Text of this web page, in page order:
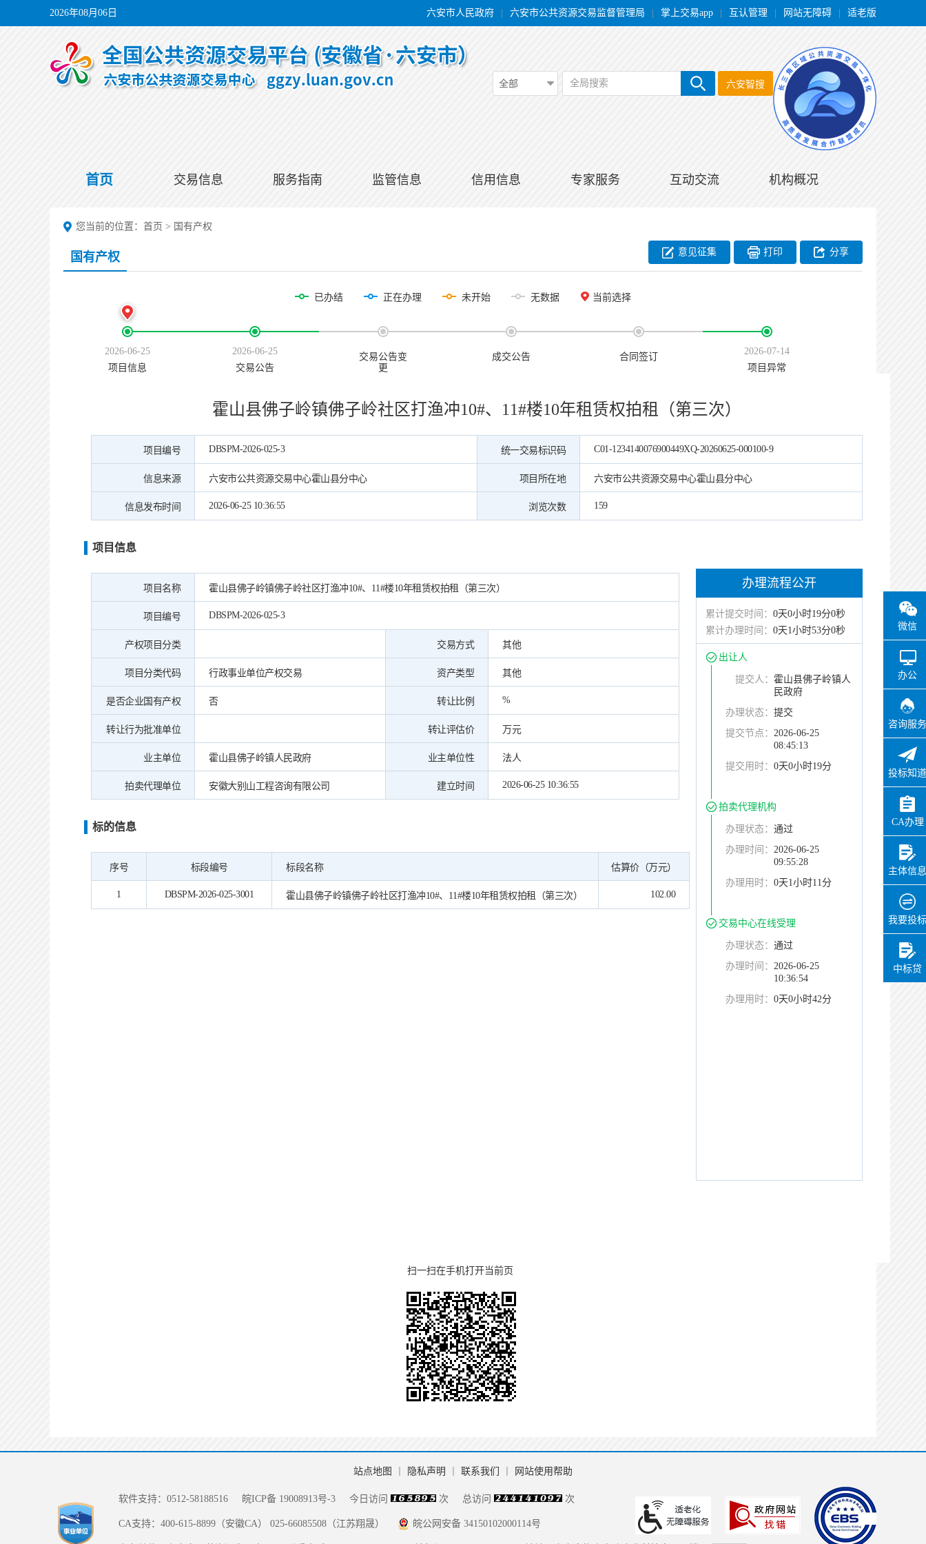
2026年08月06日 六安市人民政府 六安市公共资源交易监督管理局 掌上交易app 互认管理 网站无障碍 适老版
全部 全局搜索 六安智搜
首页 交易信息 服务指南 监管信息 信用信息 专家服务 互动交流 机构概况
微信
办公
咨询服务
投标知道
CA办理
主体信息
我要投标
中标贷
您当前的位置： 首页 > 国有产权
国有产权 意见征集 分享
打印
已办结 正在办理 未开始 无数据 当前选择
2026-06-25
项目信息
2026-06-25
交易公告
交易公告变
更
成交公告 合同签订
2026-07-14
项目异常
霍山县佛子岭镇佛子岭社区打渔冲10#、11#楼10年租赁权拍租（第三次）
项目编号 DBSPM-2026-025-3 统一交易标识码 C01-1234140076900449XQ-20260625-000100-9
信息来源 六安市公共资源交易中心霍山县分中心 项目所在地 六安市公共资源交易中心霍山县分中心
信息发布时间 2026-06-25 10:36:55 浏览次数 159
项目信息
项目名称 霍山县佛子岭镇佛子岭社区打渔冲10#、11#楼10年租赁权拍租（第三次）
项目编号 DBSPM-2026-025-3
产权项目分类 交易方式 其他
项目分类代码 行政事业单位产权交易 资产类型 其他
是否企业国有产权 否 转让比例 %
转让行为批准单位 转让评估价 万元
业主单位 霍山县佛子岭镇人民政府 业主单位性 法人
拍卖代理单位 安徽大别山工程咨询有限公司 建立时间 2026-06-25 10:36:55
标的信息
序号 标段编号 标段名称 估算价（万元）
1 DBSPM-2026-025-3001 霍山县佛子岭镇佛子岭社区打渔冲10#、11#楼10年租赁权拍租（第三次） 102.00
办理流程公开
累计提交时间： 0天0小时19分0秒
累计办理时间： 0天1小时53分0秒
出让人
提交人： 霍山县佛子岭镇人
民政府
办理状态： 提交
提交节点： 2026-06-25
08:45:13
提交用时： 0天0小时19分
拍卖代理机构
办理状态： 通过
办理时间： 2026-06-25
09:55:28
办理用时： 0天1小时11分
交易中心在线受理
办理状态： 通过
办理时间： 2026-06-25
10:36:54
办理用时： 0天0小时42分
扫一扫在手机打开当前页
站点地图 隐私声明 联系我们 网站使用帮助
软件支持：0512-58188516 皖ICP备 19008913号-3 今日访问 次 总访问 次
CA支持：400-615-8899（安徽CA） 025-66085508（江苏翔晟） 皖公网安备 34150102000114号